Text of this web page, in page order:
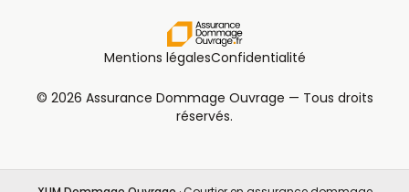
Mentions légalesConfidentialité
© 2026 Assurance Dommage Ouvrage — Tous droits
réservés.